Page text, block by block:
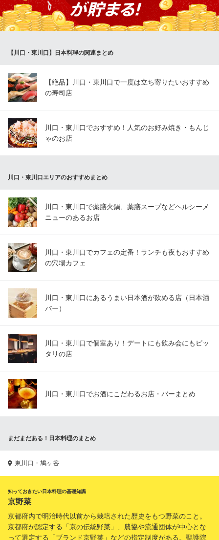
おもてなしいたします。落ち着いた空間と、ハレの日や弔事の場
にふさわしいお料理で、大切なひとときを誠心誠意サポートいた
します！
夢庵 東川口店
埼玉高速鉄道線東川口駅 徒歩5分
埼玉県川口市戸塚2-16-1
【川口・東川口】日本料理の関連まとめ
【絶品】川口・東川口で一度は立ち寄りたいおすすめ
の寿司店
川口・東川口でおすすめ！人気のお好み焼き・もんじ
ゃのお店
川口・東川口エリアのおすすめまとめ
川口・東川口で薬膳火鍋、薬膳スープなどヘルシーメ
ニューのあるお店
川口・東川口でカフェの定番！ランチも夜もおすすめ
の穴場カフェ
川口・東川口にあるうまい日本酒が飲める店（日本酒
バー）
川口・東川口で個室あり！デートにも飲み会にもピッ
タリの店
川口・東川口でお酒にこだわるお店・バーまとめ
まだまだある！日本料理のまとめ
東川口・鳩ヶ谷
知っておきたい日本料理の基礎知識
京野菜
京都府内で明治時代以前から栽培された歴史をもつ野菜のこと。
京都府が認定する「京の伝統野菜」、農協や流通団体が中心とな
って選定する「ブランド京野菜」などの指定制度がある。聖護院